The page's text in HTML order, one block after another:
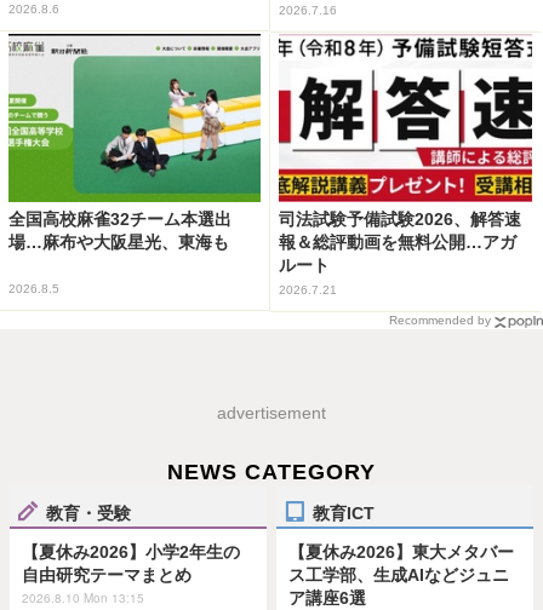
2026.8.6 2026.7.16
全国高校麻雀32チーム本選出
場…麻布や大阪星光、東海も
2026.8.5
司法試験予備試験2026、解答速
報＆総評動画を無料公開…アガ
ルート
2026.7.21
Recommended by
advertisement
NEWS CATEGORY
教育・受験
【夏休み2026】小学2年生の
自由研究テーマまとめ
2026.8.10 Mon 13:15
教育ICT
【夏休み2026】東大メタバー
ス工学部、生成AIなどジュニ
ア講座6選